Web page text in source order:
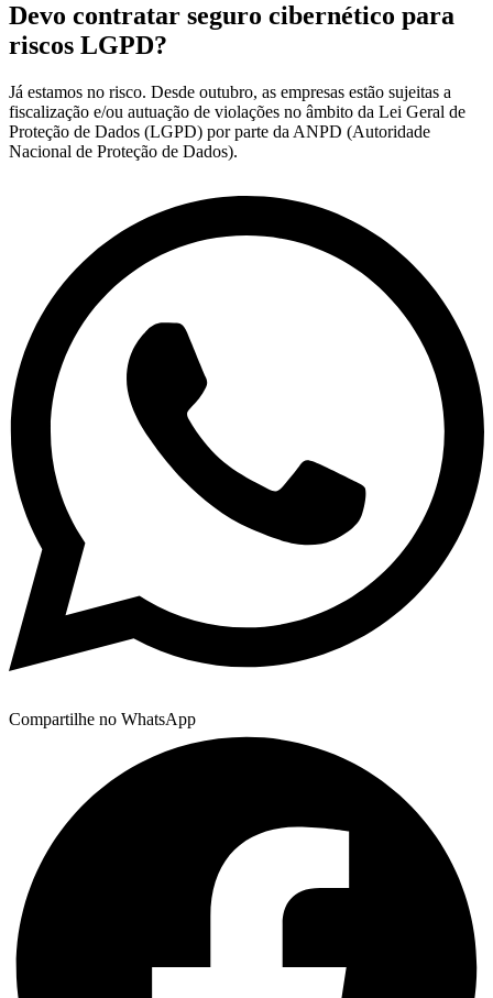
Devo contratar seguro cibernético para
riscos LGPD?
Já estamos no risco. Desde outubro, as empresas estão sujeitas a
fiscalização e/ou autuação de violações no âmbito da Lei Geral de
Proteção de Dados (LGPD) por parte da ANPD (Autoridade
Nacional de Proteção de Dados).
Compartilhe no WhatsApp